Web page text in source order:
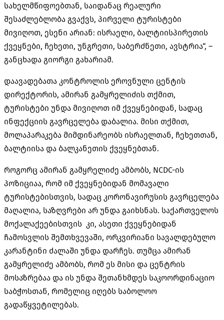
სახელმწიფოებთან, საიდანაც რეალური
შესაძლებლობა გვაქვს, პირველი ტურისტები
მივიღოთ, ესენი არიან: ისრაელი, ბალტიისპირეთის
ქვეყნები, ჩეხეთი, უნგრეთი, საბერძნეთი, ავსტრია“, –
განცხადა გიორგი გახარიამ.
დაავადებათა კონტროლის ეროვნული ცენტის
დირექტორის, ამირან გამყრელიძის თქმით,
ტურისტები უნდა მივიღოთ იმ ქვეყნებიდან, სადაც
ინფექციის გავრცელება დაბალია. მისი თქმით,
მოლაპარაკება მიმდინარეობს ისრაელთან, ჩეხეთთან,
ბალტიისა და ბალკანეთის ქვეყნებთან.
როგორც ამირან გამყრელიძე ამბობს, NCDC-ის
პოზიციაა, რომ იმ ქვეყნებიდან მომავალი
ტურისტებისთვის, სადაც კორონავირუსის გავრცელება
მაღალია, საზღვრები არ უნდა გაიხსნას. საქართველოს
მოქალაქეებისთვის კი, ასეთი ქვეყნებიდან
ჩამოსვლის შემთხვევაში, ორკვირიანი სავალდებულო
კარანტინი ძალაში უნდა დარჩეს. თუმცა ამირან
გამყრელიძე ამბობს, რომ ეს მისი და ცენტრის
მოსაზრებაა და ის უნდა შეთანხმდეს საკოორდინაციო
საბჭოსთან, რომელიც იღებს საბოლოო
გადაწყვეტილებას.